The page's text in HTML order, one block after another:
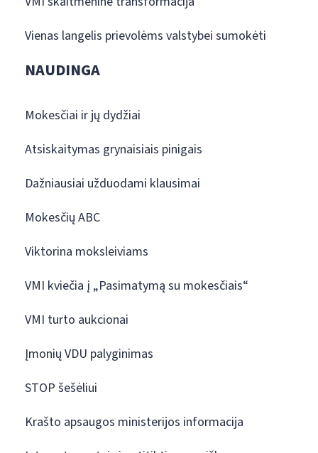
Vienas langelis prievolėms valstybei sumokėti
NAUDINGA
Mokesčiai ir jų dydžiai
Atsiskaitymas grynaisiais pinigais
Dažniausiai užduodami klausimai
Mokesčių ABC
Viktorina moksleiviams
VMI kviečia į „Pasimatymą su mokesčiais“
VMI turto aukcionai
Įmonių VDU palyginimas
STOP šešėliui
Krašto apsaugos ministerijos informacija